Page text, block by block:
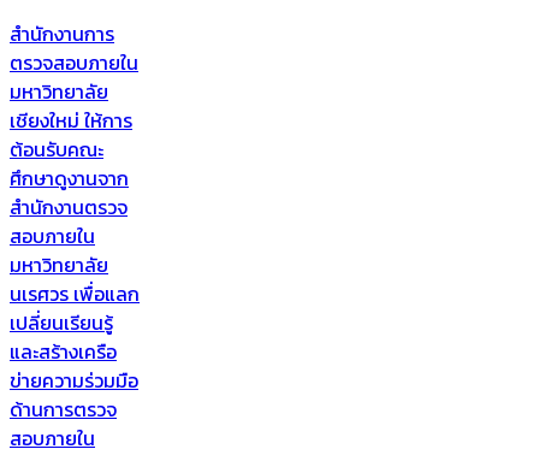
สำนักงานการ
ตรวจสอบภายใน
มหาวิทยาลัย
เชียงใหม่ ให้การ
ต้อนรับคณะ
ศึกษาดูงานจาก
สำนักงานตรวจ
สอบภายใน
มหาวิทยาลัย
นเรศวร เพื่อแลก
เปลี่ยนเรียนรู้
และสร้างเครือ
ข่ายความร่วมมือ
ด้านการตรวจ
สอบภายใน